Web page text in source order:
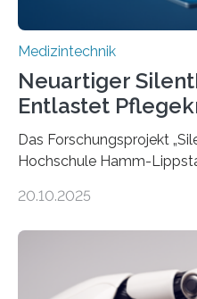
Medizintechnik
Neuartiger
Entlastet
Das Forschungsprojekt
Hochschule Hamm-
auf Personen ab, die
Entwicklung der Sensorik
HSHL verantwortet die
20.10.2025